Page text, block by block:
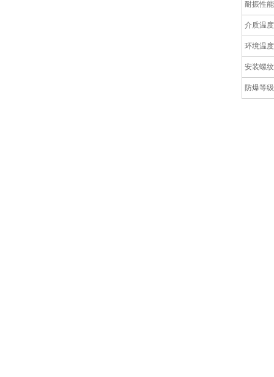
耐振性能
介质温度
环境温度
安装螺纹
防爆等级